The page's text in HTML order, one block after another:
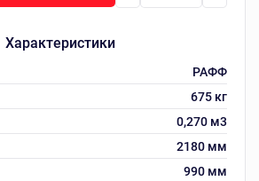
Характеристики
РАФФ
675 кг
0,270 м3
2180 мм
990 мм